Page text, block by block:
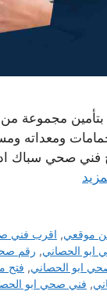
مجموعة
ومعداته
صحي سباك
موقعي, اقرب فني
ابو الحصاني, رقم
ابو الحصاني, فتح
, فني صحي ابو